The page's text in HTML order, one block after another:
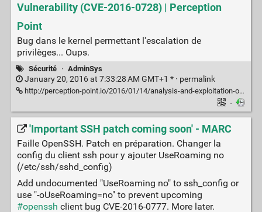
Vulnerability (CVE-2016-0728) | Perception
Point
Bug dans le kernel permettant l'escalation de
privilèges... Oups.
Sécurité · AdminSys
January 20, 2016 at 7:33:28 AM GMT+1 * · permalink
http://perception-point.io/2016/01/14/analysis-and-exploitation-of-a-linux-kernel-vulnerability-cve-2016-0728/
·
'Important SSH patch coming soon' - MARC
Faille OpenSSH. Patch en préparation. Changer la
config du client ssh pour y ajouter UseRoaming no
(/etc/ssh/sshd_config)
Add undocumented "UseRoaming no" to ssh_config or
use "-oUseRoaming=no" to prevent upcoming
#openssh client bug CVE-2016-0777. More later.